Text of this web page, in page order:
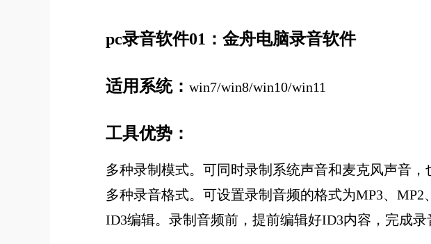
pc录音软件01：金舟电脑录音软件
适用系统： win7/win8/win10/win11
工具优势：
多种录制模式。可同时录制系统声音和麦克风声音
多种录音格式。可设置录制音频的格式为MP3、MP2
ID3编辑。录制音频前，提前编辑好ID3内容，完成录